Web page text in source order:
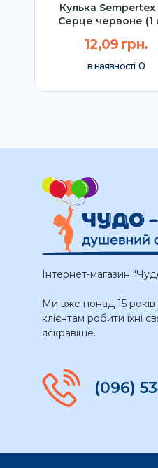
Кулька Sempertex
Серце червоне (1
12,09 грн.
в наявності: 0
Інтернет-магазин
Ми вже понад 15 років
клієнтам робити їхні
яскравіше.
(096)